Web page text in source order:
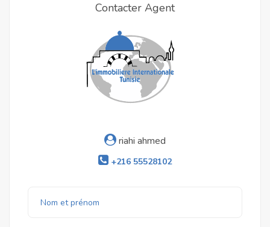
Contacter Agent
riahi ahmed
+216 55528102